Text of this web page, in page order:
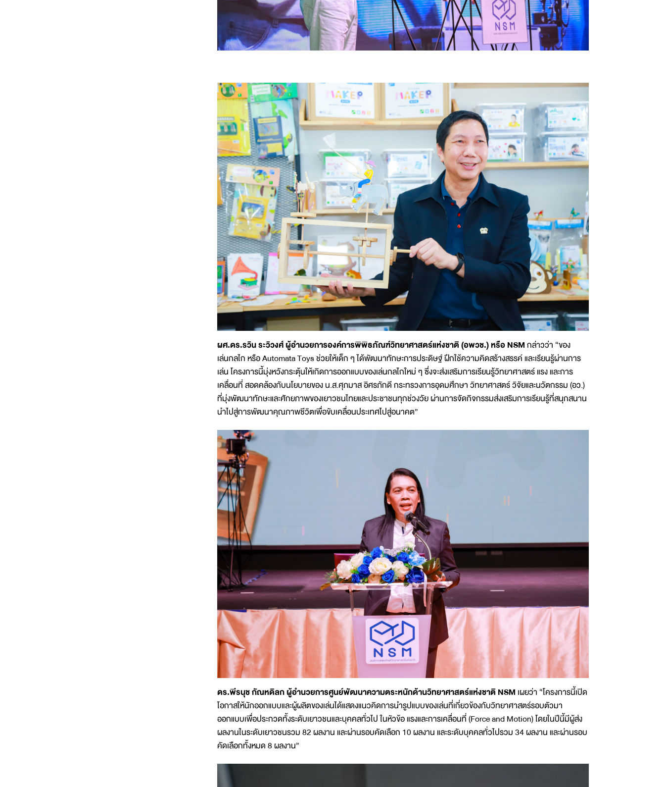
ผศ.ดร.รวิน ระวิวงศ์ ผู้อำนวยการองค์การพิพิธภัณฑ์วิทยาศาสตร์แห่งชาติ (อพวช.) หรือ NSMกล่าวว่า “ของ
เล่นกลไก หรือ Automata Toys ช่วยให้เด็ก ๆ ได้พัฒนาทักษะการประดิษฐ์ ฝึกใช้ความคิดสร้างสรรค์ และเรียนรู้ผ่านการ
เล่น โครงการนี้มุ่งหวังกระตุ้นให้เกิดการออกแบบของเล่นกลไกใหม่ ๆ ซึ่งจะส่งเสริมการเรียนรู้วิทยาศาสตร์ แรง และการ
เคลื่อนที่ สอดคล้องกับนโยบายของ น.ส.ศุภมาส อิศรภักดี กระทรวงการอุดมศึกษา วิทยาศาสตร์ วิจัยและนวัตกรรม (อว.)
ที่มุ่งพัฒนาทักษะและศักยภาพของเยาวชนไทยและประชาชนทุกช่วงวัย ผ่านการจัดกิจกรรมส่งเสริมการเรียนรู้ที่สนุกสนาน
นำไปสู่การพัฒนาคุณภาพชีวิตเพื่อขับเคลื่อนประเทศไปสู่อนาคต”
ดร.พีรนุช กัณหดิลก ผู้อำนวยการศูนย์พัฒนาความตระหนักด้านวิทยาศาสตร์แห่งชาติ NSM เผยว่า “โครงการนี้เปิด
โอกาสให้นักออกแบบและผู้ผลิตของเล่นได้แสดงแนวคิดการนำรูปแบบของเล่นที่เกี่ยวข้องกับวิทยาศาสตร์รอบตัวมา
ออกแบบเพื่อประกวดทั้งระดับเยาวชนและบุคคลทั่วไป ในหัวข้อ แรงและการเคลื่อนที่ (Force and Motion) โดยในปีนี้มีผู้ส่ง
ผลงานในระดับเยาวชนรวม 82 ผลงาน และผ่านรอบคัดเลือก 10 ผลงาน และระดับบุคคลทั่วไปรวม 34 ผลงาน และผ่านรอบ
คัดเลือกทั้งหมด 8 ผลงาน”